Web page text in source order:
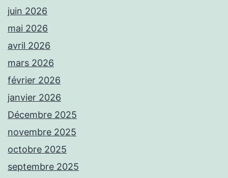
juin 2026
mai 2026
avril 2026
mars 2026
février 2026
janvier 2026
Décembre 2025
novembre 2025
octobre 2025
septembre 2025